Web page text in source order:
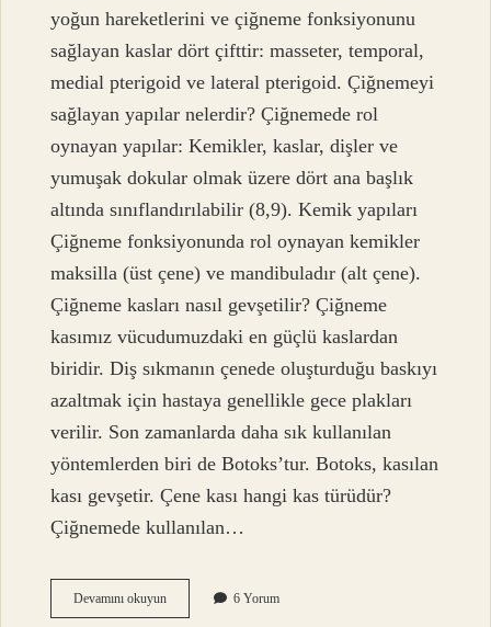
yoğun hareketlerini ve çiğneme fonksiyonunu
sağlayan kaslar dört çifttir: masseter, temporal,
medial pterigoid ve lateral pterigoid. Çiğnemeyi
sağlayan yapılar nelerdir? Çiğnemede rol
oynayan yapılar: Kemikler, kaslar, dişler ve
yumuşak dokular olmak üzere dört ana başlık
altında sınıflandırılabilir (8,9). Kemik yapıları
Çiğneme fonksiyonunda rol oynayan kemikler
maksilla (üst çene) ve mandibuladır (alt çene).
Çiğneme kasları nasıl gevşetilir? Çiğneme
kasımız vücudumuzdaki en güçlü kaslardan
biridir. Diş sıkmanın çenede oluşturduğu baskıyı
azaltmak için hastaya genellikle gece plakları
verilir. Son zamanlarda daha sık kullanılan
yöntemlerden biri de Botoks’tur. Botoks, kasılan
kası gevşetir. Çene kası hangi kas türüdür?
Çiğnemede kullanılan…
Devamını okuyunCigneme
Kaslari
6 Yorum